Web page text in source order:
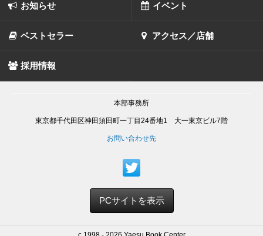
お知らせ イベント
ベストセラー アクセス／店舗
採用情報
本部事務所
東京都千代田区神田須田町一丁目24番地1 大一東京ビル7階
お問い合わせ先
PCサイトを表示